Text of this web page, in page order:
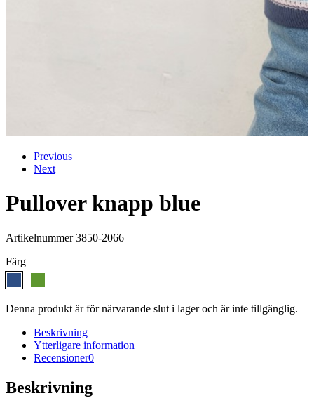
Previous
Next
Pullover knapp blue
Artikelnummer 3850-2066
Färg
Denna produkt är för närvarande slut i lager och är inte tillgänglig.
Beskrivning
Ytterligare information
Recensioner0
Beskrivning